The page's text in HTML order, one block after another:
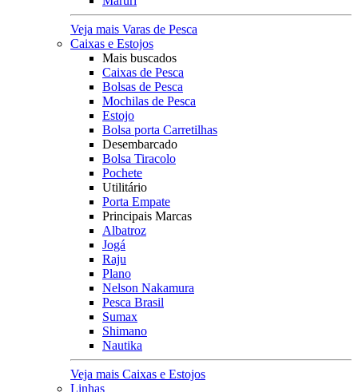
Veja mais Varas de Pesca
Caixas e Estojos
Mais buscados
Caixas de Pesca
Bolsas de Pesca
Mochilas de Pesca
Estojo
Bolsa porta Carretilhas
Desembarcado
Bolsa Tiracolo
Pochete
Utilitário
Porta Empate
Principais Marcas
Albatroz
Jogá
Raju
Plano
Nelson Nakamura
Pesca Brasil
Sumax
Shimano
Nautika
Veja mais Caixas e Estojos
Linhas